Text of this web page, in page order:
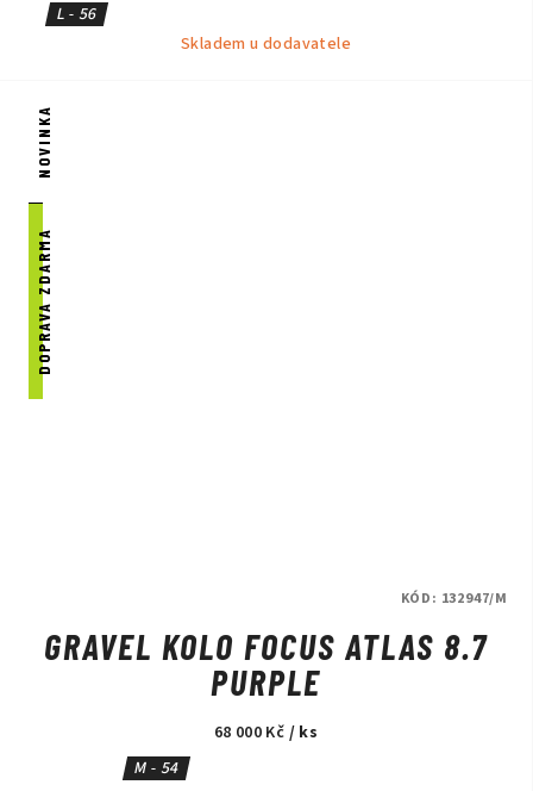
L - 56
Skladem u dodavatele
NOVINKA
DOPRAVA ZDARMA
GRAVEL KOLO FOCUS ATLAS 8.7
PURPLE
68 000 Kč / ks
M - 54
KÓD: 132947/M